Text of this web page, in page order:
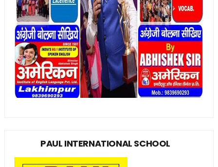
PAUL INTERNATIONAL SCHOOL